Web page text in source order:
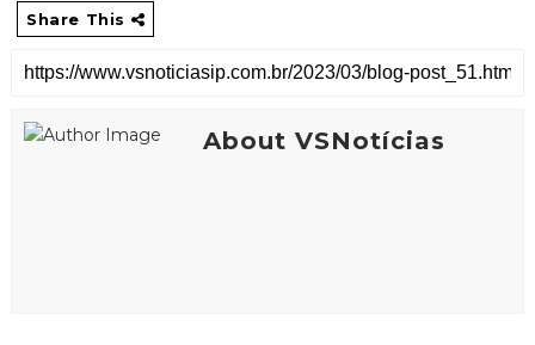
Share This
About VSNotícias